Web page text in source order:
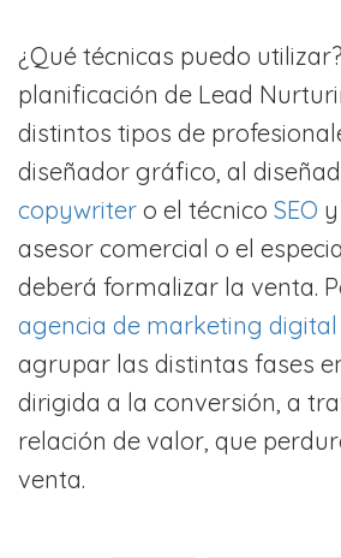
¿Qué técnicas puedo
planificación de Lead
distintos tipos de
diseñador gráfico, al
copywriter o el técnico SEO
asesor comercial o el
deberá formalizar la venta.
agencia de marketing digital
agrupar las distintas fases
dirigida a la conversión, a
relación de valor, que
venta.